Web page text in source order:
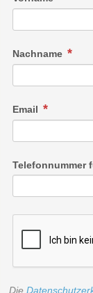
Nachname
Email
Telefonnummer
Die